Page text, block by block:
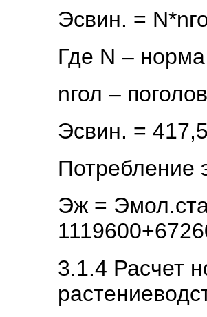
Эсвин. =
Где N –
nгол –
Эсвин. =
Потребление
Эж =
3.1.4 Расчет